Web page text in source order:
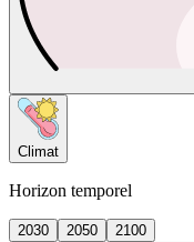
Climat
Horizon temporel
2030 2050
2100